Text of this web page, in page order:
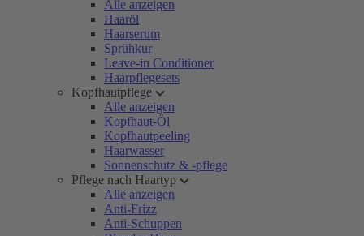
Alle anzeigen
Haaröl
Haarserum
Sprühkur
Leave-in Conditioner
Haarpflegesets
Kopfhautpflege
Alle anzeigen
Kopfhaut-Öl
Kopfhautpeeling
Haarwasser
Sonnenschutz & -pflege
Pflege nach Haartyp
Alle anzeigen
Anti-Frizz
Anti-Schuppen